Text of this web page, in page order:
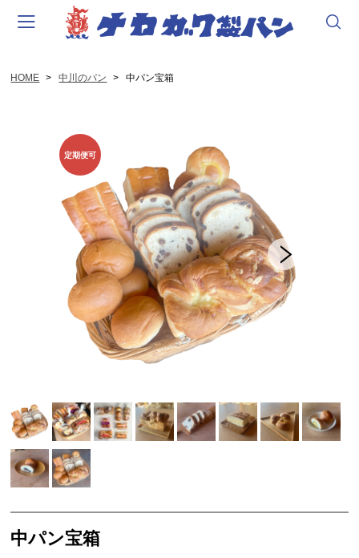
会社概要
中パングッズ
シフォンケーキ
中川のパン
HOME 中川のパン 中パン宝箱
中パン宝箱